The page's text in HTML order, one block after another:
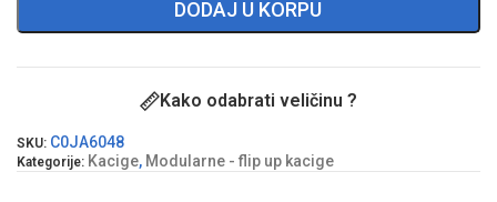
DODAJ U KORPU
Kako odabrati veličinu ?
SKU: C0JA6048
Kategorije: Kacige, Modularne - flip up kacige